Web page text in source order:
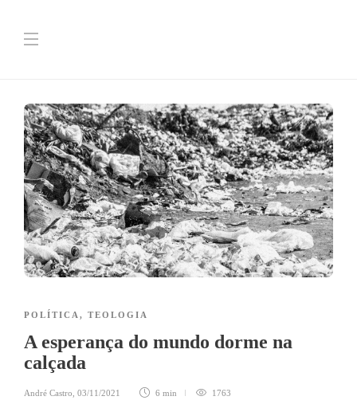
POLÍTICA , TEOLOGIA
A esperança do mundo dorme na
calçada
André Castro 03/11/2021 6 min 1763